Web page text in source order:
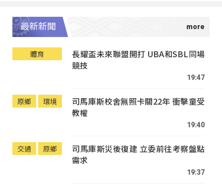
最新新聞
體育
長耀盃未來聯盟開打 UBA和SBL同場
競技
19:47
原鄉 環境
司馬庫斯校舍無照卡關22年 衝擊童受
教權
19:40
交通 原鄉
司馬庫斯災後復建 立委前往考察盤點
需求
19:37